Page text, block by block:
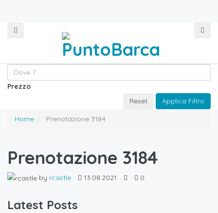
Prezzo
Reset
Applica Filtro
Home Prenotazione 3184
Prenotazione 3184
by rcastle 13.08.2021 0
Latest Posts